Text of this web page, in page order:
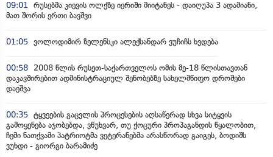
09:01 რუსებმა კიევის ოლქზე იერიში მიიტანეს - დაიღუპა 3 ადამიანი,
მათ შორის ერთი ბავშვი
01:05 ვოლოდიმირ ზელენსკი ალექსანდარ ვუჩიჩს ხვდება
00:58
2008 წლის რუსეთ-საქართველოს ომის მე-18 წლისთავთან
დაკავშირებით ადმინისტრაციულ შენობებზე სახელმწიფო დროშები
დაეშვა
00:35 ტყვეების გაცვლის პროცესების აღსაწერად სხვა სიტყვის
გამოყენება აჯობებდა, ვწუხვარ, თუ ქოცური პროპაგანდის წყალობით,
ჩემი ნათქვამი პატრიოტმა ვეტერანებმა არასწორად გაიგეს, ბოდიშს
ვუხდი - გიორგი ბარამიძე